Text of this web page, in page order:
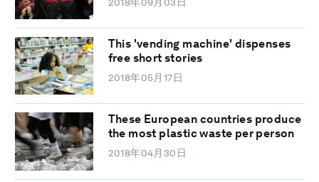
This 'vending machine' dispenses
free short stories
2018年05月17日
These European countries produce
the most plastic waste per person
2018年04月30日